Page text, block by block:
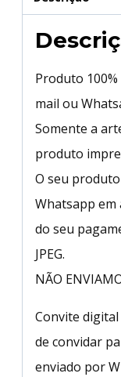
Produto
mail ou
Somente a
produto
O seu
Whatsapp em
do seu
JPEG.
NÃO
Convite
de convidar
enviado por